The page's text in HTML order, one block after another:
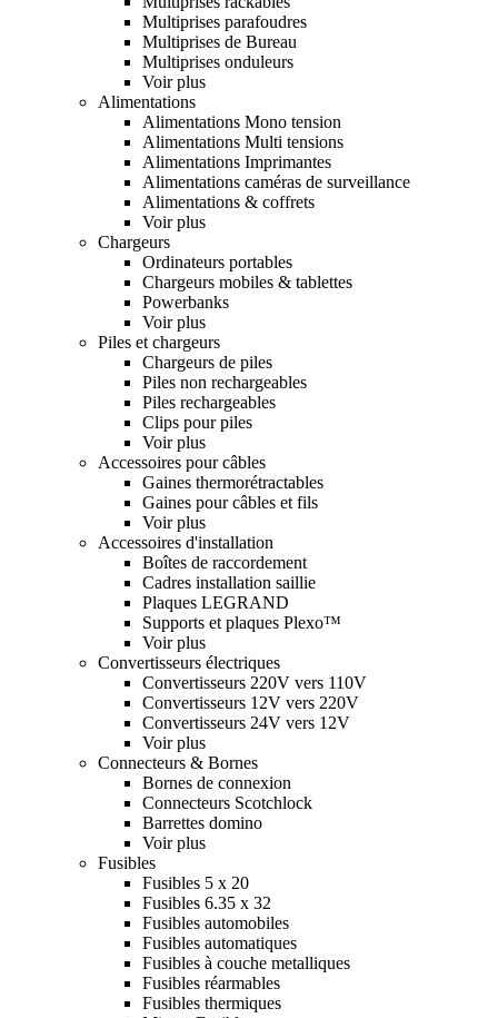
Multiprises parafoudres
Multiprises de Bureau
Multiprises onduleurs
Voir plus
Alimentations
Alimentations Mono tension
Alimentations Multi tensions
Alimentations Imprimantes
Alimentations caméras de surveillance
Alimentations & coffrets
Voir plus
Chargeurs
Ordinateurs portables
Chargeurs mobiles & tablettes
Powerbanks
Voir plus
Piles et chargeurs
Chargeurs de piles
Piles non rechargeables
Piles rechargeables
Clips pour piles
Voir plus
Accessoires pour câbles
Gaines thermorétractables
Gaines pour câbles et fils
Voir plus
Accessoires d'installation
Boîtes de raccordement
Cadres installation saillie
Plaques LEGRAND
Supports et plaques Plexo™
Voir plus
Convertisseurs électriques
Convertisseurs 220V vers 110V
Convertisseurs 12V vers 220V
Convertisseurs 24V vers 12V
Voir plus
Connecteurs & Bornes
Bornes de connexion
Connecteurs Scotchlock
Barrettes domino
Voir plus
Fusibles
Fusibles 5 x 20
Fusibles 6.35 x 32
Fusibles automobiles
Fusibles automatiques
Fusibles à couche metalliques
Fusibles réarmables
Fusibles thermiques